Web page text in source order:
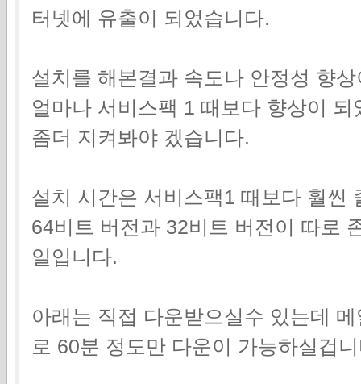
터넷에 유출이 되었습니다.
설치를 해본결과 속도나 안정성 향
얼마나 서비스팩 1 때보다 향상이 되
좀더 지켜봐야 겠습니다.
설치 시간은 서비스팩1 때보다 훨씬
64비트 버전과 32비트 버전이 따로
일입니다.
아래는 직접 다운받으실수 있는데
로 60분 정도만 다운이 가능하실겁